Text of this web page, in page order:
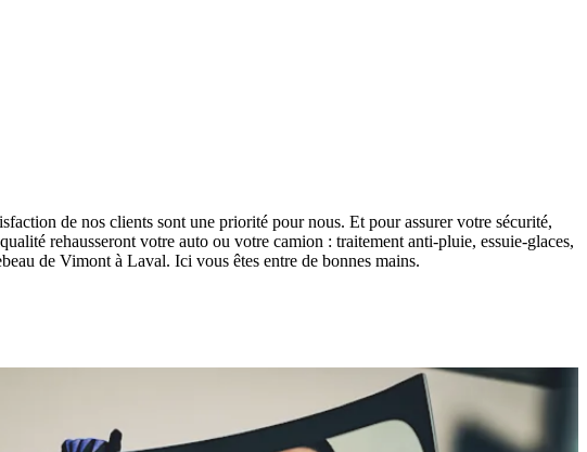
de nos clients sont une priorité pour nous. Et pour assurer votre sécurité,
rehausseront votre auto ou votre camion : traitement anti-pluie, essuie-glaces,
de Vimont à Laval. Ici vous êtes entre de bonnes mains.